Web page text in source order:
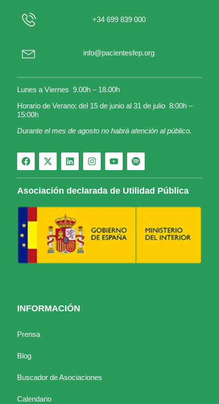
+34 699 839 000
info@pacientesfep.org
Lunes a Viernes 9.00h – 18.00h
Horario de Verano: del 15 de junio al 31 de julio 8:00h –
15:00h
Durante el mes de agosto no habrá atención al público.
Asociación declarada de Utilidad Pública
INFORMACIÓN
Prensa
Blog
Buscador de Asociaciones
Calendario